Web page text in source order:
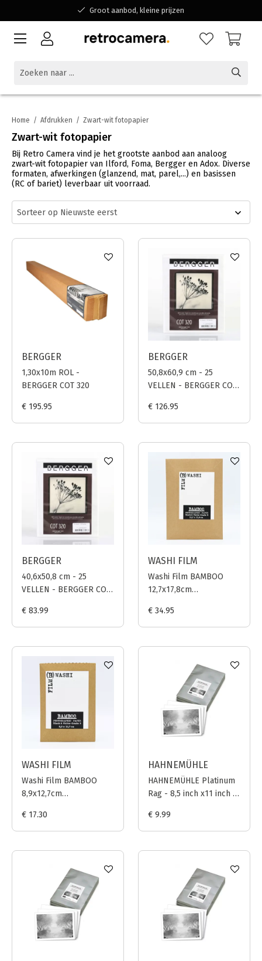
Groot aanbod, kleine prijzen
Bereikbaar voor al jouw vragen
Home / Afdrukken / Zwart-wit fotopapier
Zwart-wit fotopapier
Bij Retro Camera vind je het grootste aanbod aan analoog
zwart-wit fotopapier van Ilford, Foma, Bergger en Adox. Diverse
formaten, afwerkingen (glanzend, mat, parel,...) en basissen
(RC of bariet) leverbaar uit voorraad.
BERGGER
1,30x10m ROL -
BERGGER COT 320
€ 195.95
BERGGER
50,8x60,9 cm - 25
VELLEN - BERGGER COT
€ 126.95
BERGGER
40,6x50,8 cm - 25
VELLEN - BERGGER COT
€ 83.99
WASHI FILM
Washi Film BAMBOO
12,7x17,8cm
B&W grade 3 - 110gr 12
sheets
€ 34.95
WASHI FILM
Washi Film BAMBOO
8,9x12,7cm
B&W grade 3 - 110gr 12
sheets
€ 17.30
HAHNEMÜHLE
HAHNEMÜHLE Platinum
Rag - 8,5 inch x11 inch /
€ 9.99